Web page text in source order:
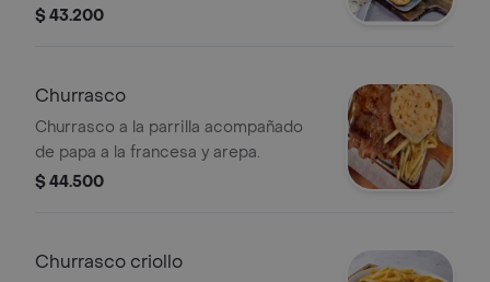
arepa.
$ 43.200
Churrasco
Churrasco a la parrilla acompañado
de papa a la francesa y arepa.
$ 44.500
Churrasco criollo